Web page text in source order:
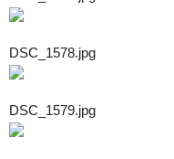
DSC_1578.jpg
DSC_1579.jpg